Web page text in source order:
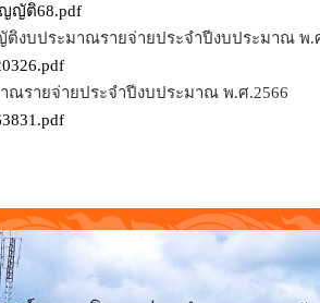
ญัติ68.pdf
งบประมาณรายจ่ายประจำปีงบประมาณ พ.
รายจ่ายประจำปีงบประมาณ พ.ศ.2566